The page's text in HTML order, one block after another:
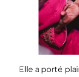
Elle a porté